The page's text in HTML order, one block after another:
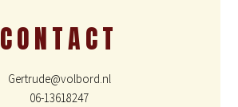
CONTACT
Gertrude@volbord.nl
06-13618247